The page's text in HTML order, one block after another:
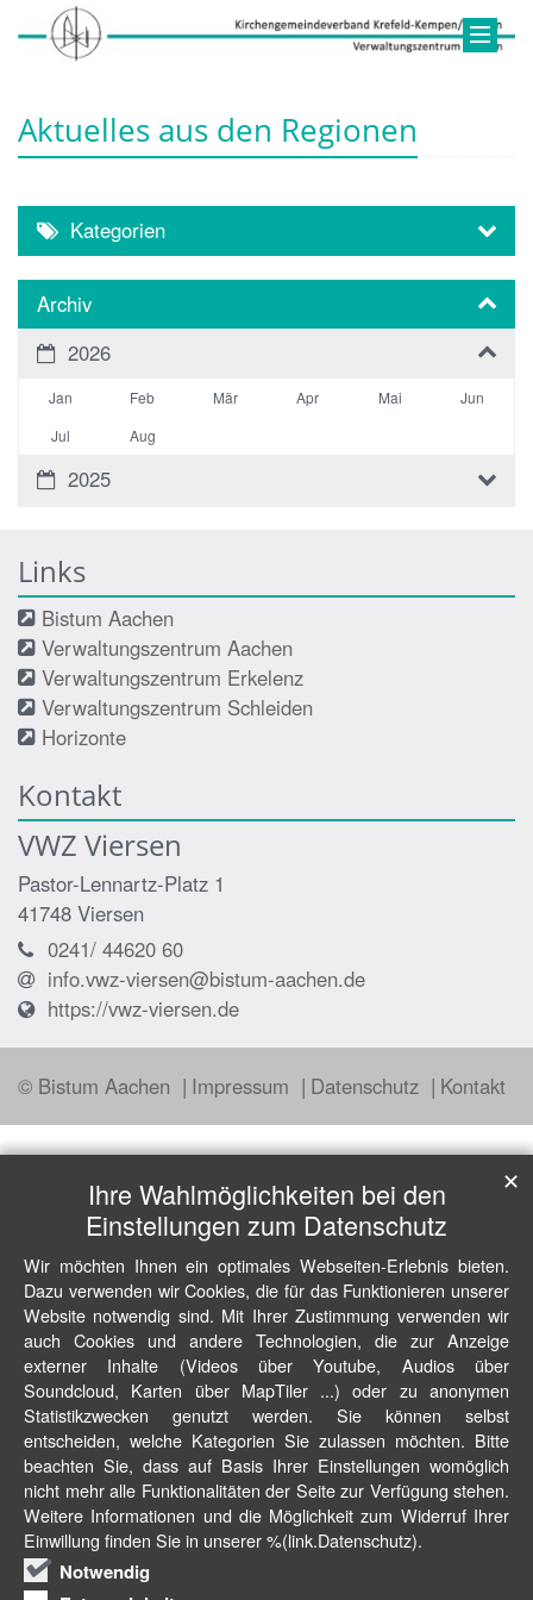
Aktuelles aus den Regionen
Kategorien
Archiv
2026
Jan Feb Mär Apr Mai
Jun
Jul
Aug
2025
Links
Bistum Aachen
Verwaltungszentrum Aachen
Verwaltungszentrum Erkelenz
Verwaltungszentrum Schleiden
Horizonte
Kontakt
VWZ Viersen
Pastor-Lennartz-Platz 1
41748 Viersen
0241/ 44620 60
info.vwz-viersen@bistum-aachen.de
https://vwz-viersen.de
© Bistum Aachen Impressum Datenschutz Kontakt
Ihre Wahlmöglichkeiten bei den
Einstellungen zum Datenschutz
Wir möchten Ihnen ein optimales Webseiten-Erlebnis bieten.
Dazu verwenden wir Cookies, die für das Funktionieren unserer
Website notwendig sind. Mit Ihrer Zustimmung verwenden wir
auch Cookies und andere Technologien, die zur Anzeige
externer Inhalte (Videos über Youtube, Audios über
Soundcloud, Karten über MapTiler ...) oder zu anonymen
Statistikzwecken genutzt werden. Sie können selbst
entscheiden, welche Kategorien Sie zulassen möchten. Bitte
beachten Sie, dass auf Basis Ihrer Einstellungen womöglich
nicht mehr alle Funktionalitäten der Seite zur Verfügung stehen.
Weitere Informationen und die Möglichkeit zum Widerruf Ihrer
Einwillung finden Sie in unserer %(link.Datenschutz).
Notwendig
✕